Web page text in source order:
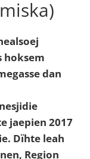
hoksem
dan
jaepien 2017
Dïhte leah
Region